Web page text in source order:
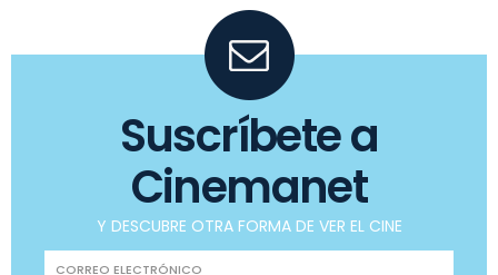
Suscríbete a
Cinemanet
Y DESCUBRE OTRA FORMA DE VER EL CINE